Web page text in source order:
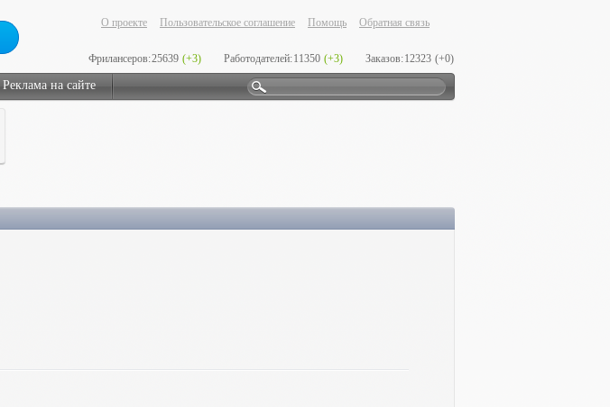
О проекте Пользовательское соглашение Помощь Обратная связь
Фрилансеров:25639 (+3) Работодателей:11350 (+3) Заказов:12323 (+0)
Реклама на сайте